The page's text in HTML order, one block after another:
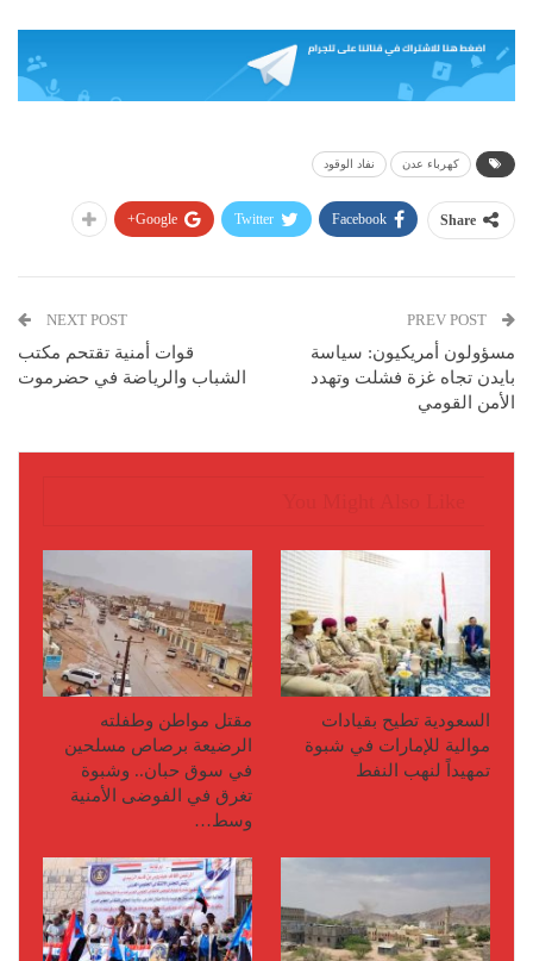
كهرباء عدن نفاد الوقود
Share
Facebook
Twitter
Google+
مسؤولون أمريكيون: سياسة
بايدن تجاه غزة فشلت وتهدد
الأمن القومي
NEXT POST
قوات أمنية تقتحم مكتب
الشباب والرياضة في حضرموت
السعودية تطيح بقيادات
موالية للإمارات في شبوة
تمهيداً لنهب النفط
مقتل مواطن وطفلته
الرضيعة برصاص مسلحين
في سوق حبان.. وشبوة
تغرق في الفوضى الأمنية
وسط…